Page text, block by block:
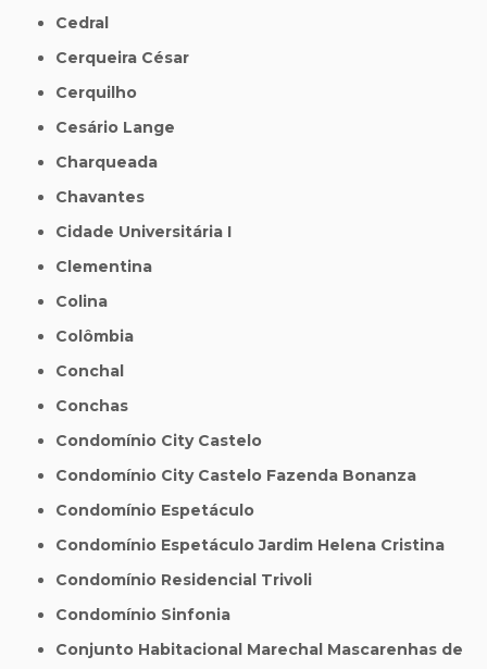
Cedral
Cerqueira César
Cerquilho
Cesário Lange
Charqueada
Chavantes
Cidade Universitária I
Clementina
Colina
Colômbia
Conchal
Conchas
Condomínio City Castelo
Condomínio City Castelo Fazenda Bonanza
Condomínio Espetáculo
Condomínio Espetáculo Jardim Helena Cristina
Condomínio Residencial Trivoli
Condomínio Sinfonia
Conjunto Habitacional Marechal Mascarenhas de